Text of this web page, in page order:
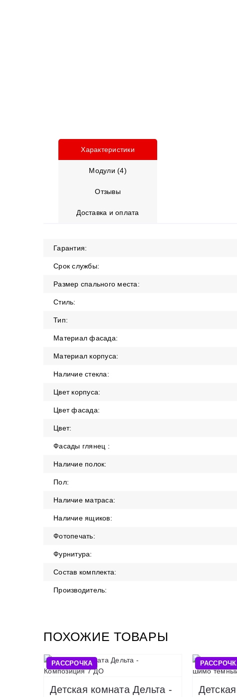
Характеристики
Модули (4)
Отзывы
Доставка и оплата
Гарантия:
Срок службы:
Размер спального места:
Стиль:
Тип:
Материал фасада:
Материал корпуса:
Наличие стекла:
Цвет корпуса:
Цвет фасада:
Цвет:
Фасады глянец :
Наличие полок:
Пол:
Наличие матраса:
Наличие ящиков:
Фотопечать:
Фурнитура:
Состав комплекта:
Производитель:
ПОХОЖИЕ ТОВАРЫ
РАССРОЧКА
Детская комната Дельта -